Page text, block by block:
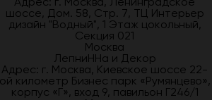
шоссе, Дом. 58, Стр. 7, ТЦ Интерьер
дизайн "Водный", 1 Этаж цокольный,
Секция 021
Москва
ЛепниННа и Декор
Адрес: г. Москва, Киевское шоссе 22-
километр Бизнес парк «Румянцево»,
корпус «Г», вход 9, павильон Г246/1